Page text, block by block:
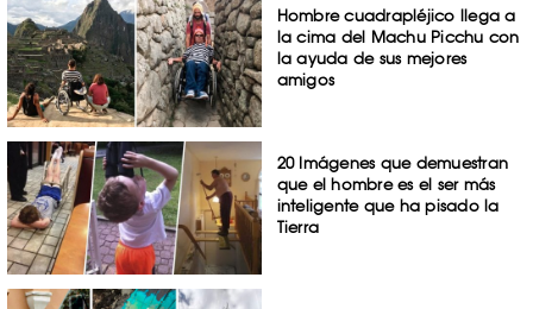
Hombre cuadrapléjico llega a
la cima del Machu Picchu con
la ayuda de sus mejores
amigos
20 Imágenes que demuestran
que el hombre es el ser más
inteligente que ha pisado la
Tierra